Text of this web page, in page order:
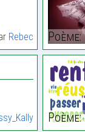
Rebec Poème:
Poème: